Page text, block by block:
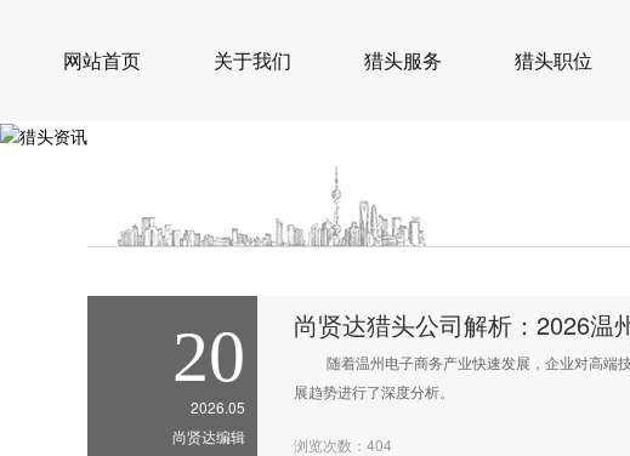
网站首页 关于我们 猎头服务 猎头职位
20
2026.05
尚贤达编辑
尚贤达猎头公司解析：2026温
随着温州电子商务产业快速发展，企业对高端技
展趋势进行了深度分析。
浏览次数：404